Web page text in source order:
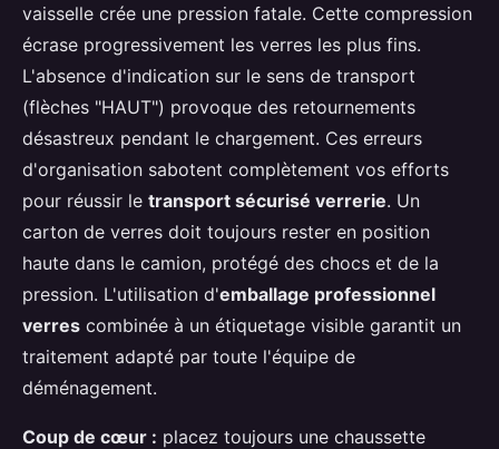
vaisselle crée une pression fatale. Cette compression
écrase progressivement les verres les plus fins.
L'absence d'indication sur le sens de transport
(flèches "HAUT") provoque des retournements
désastreux pendant le chargement. Ces erreurs
d'organisation sabotent complètement vos efforts
pour réussir le transport sécurisé verrerie. Un
carton de verres doit toujours rester en position
haute dans le camion, protégé des chocs et de la
pression. L'utilisation d'emballage professionnel
verres combinée à un étiquetage visible garantit un
traitement adapté par toute l'équipe de
déménagement.
Coup de cœur : placez toujours une chaussette